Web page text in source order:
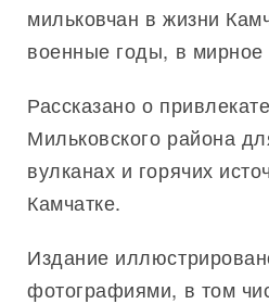
мильковчан в жизни
военные годы, в мирное
Рассказано о
Мильковского района
вулканах и горячих
Камчатке.
Издание
фотографиями, в том